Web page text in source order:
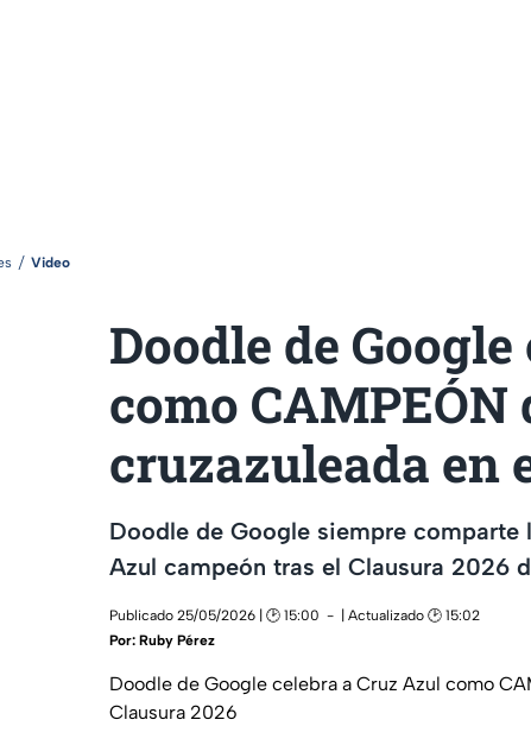
Video
Doodle de
como
cruzazuleada en
Doodle de Google siempre
Azul campeón tras el Clausura 2026
Publicado 25/05/2026 | 🕑 15:00
| Actualizado 🕑 15:02
Por: Ruby Pérez
Doodle de Google celebra a Cruz Azul como
Clausura 2026